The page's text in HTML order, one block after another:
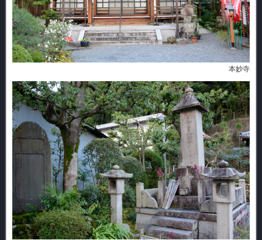
本妙寺